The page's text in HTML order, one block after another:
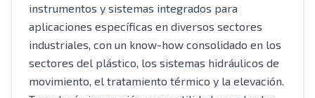
instrumentos y sistemas integrados para
aplicaciones específicas en diversos sectores
industriales, con un know-how consolidado en los
sectores del plástico, los sistemas hidráulicos de
movimiento, el tratamiento térmico y la elevación.